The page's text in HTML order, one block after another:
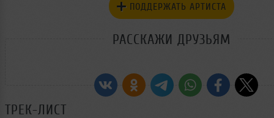
ПОДДЕРЖАТЬ АРТИСТА
РАССКАЖИ ДРУЗЬЯМ
ТРЕК-ЛИСТ